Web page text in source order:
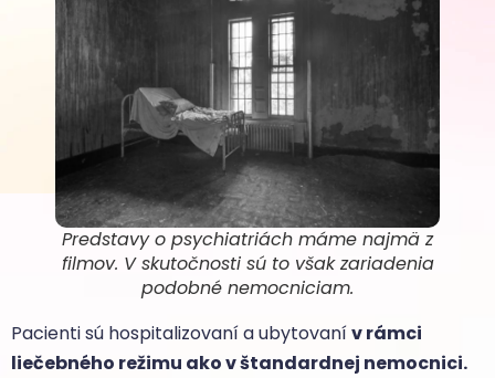
Predstavy o psychiatriách máme najmä z
filmov. V skutočnosti sú to však zariadenia
podobné nemocniciam.
Pacienti sú hospitalizovaní a ubytovanív rámci
liečebného režimu ako v štandardnej nemocnici.